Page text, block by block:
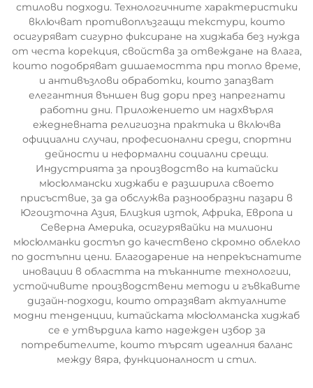
стилови подходи. Технологичните характеристики
включват противоплъзгащи текстури, които
осигуряват сигурно фиксиране на хиджаба без нужда
от честа корекция, свойства за отвеждане на влага,
които подобряват дишаемостта при топло време,
и антивъзлови обработки, които запазват
елегантния външен вид дори през напрегнати
работни дни. Приложението им надхвърля
ежедневната религиозна практика и включва
официални случаи, професионални среди, спортни
дейности и неформални социални срещи.
Индустрията за производство на китайски
мюсюлмански хиджаби е разширила своето
присъствие, за да обслужва разнообразни пазари в
Югоизточна Азия, Близкия изток, Африка, Европа и
Северна Америка, осигурявайки на милиони
мюсюлманки достъп до качествено скромно облекло
по достъпни цени. Благодарение на непрекъснатите
иновации в областта на тъканните технологии,
устойчивите производствени методи и гъвкавите
дизайн-подходи, които отразяват актуалните
модни тенденции, китайската мюсюлманска хиджаб
се е утвърдила като надежден избор за
потребителите, които търсят идеалния баланс
между вяра, функционалност и стил.